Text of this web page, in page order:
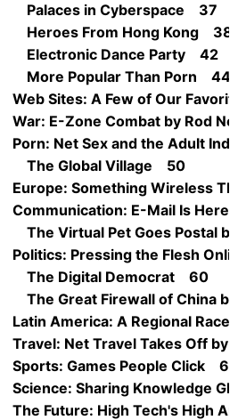
Palaces in Cyberspace 37
Heroes From Hong Kong 38
Electronic Dance Party 42
More Popular Than Porn 44
Web Sites: A Few of Our
War: E-Zone Combat by Rod
Porn: Net Sex and the Adult
The Global Village 50
Europe: Something Wireless
Communication: E-Mail Is
The Virtual Pet Goes Postal
Politics: Pressing the Flesh
The Digital Democrat 60
The Great Firewall of China
Latin America: A Regional
Travel: Net Travel Takes Off
Sports: Games People Click 69
Science: Sharing Knowledge
The Future: High Tech's High